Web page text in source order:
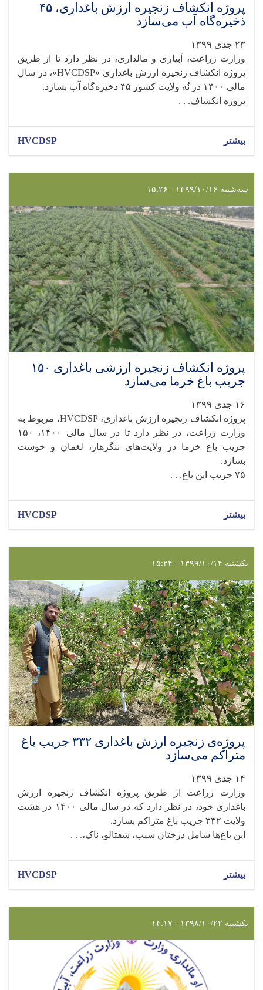
پروژه انکشاف زنجیره ارزش باغداری، ۴۵
ذخیره‌گاه آب می‌سازد
۲۳ جدی ۱۳۹۹
وزارت زراعت، آبیاری و مالداری، در نظر دارد تا از طریق
پروژه انکشاف زنجیره ارزش باغداری «HVCDSP»، در سال
مالی ۱۴۰۰ در نُه ولایت کشور ۴۵ ذخیره‌گاه آب بسازد.
پروژه انکشاف. . .
بیشتر HVCDSP
سه‌شنبه ۱۳۹۹/۱۰/۱۶ - ۱۵:۲۶
پروژه انکشاف زنجیره ارزشی باغداری ۱۵۰
جریب باغ خرما می‌سازد
۱۶ جدی ۱۳۹۹
پروژه انکشاف زنجیره ارزش باغداری، HVCDSP، مربوط به
وزارت زراعت، در نظر دارد تا در سال مالی ۱۴۰۰، ۱۵۰
جریب باغ خرما در ولایت‌های ننگرهار، لغمان و خوست
بسازد.
۷۵ جریب این باغ. . .
بیشتر HVCDSP
یکشنبه ۱۳۹۹/۱۰/۱۴ - ۱۵:۲۴
پروژه‌ی زنجیره ارزش باغداری ۳۳۲ جریب باغ
متراکم می‌سازد
۱۴ جدی ۱۳۹۹
وزارت زراعت از طریق پروژه انکشاف زنجیره ارزش
باغداری خود، در نظر دارد که در سال مالی ۱۴۰۰ در هشت
ولایت ۳۳۲ جریب باغ متراکم بسازد.
این باغ‌ها شامل درختان سیب، شفتالو، ناک،. . .
بیشتر HVCDSP
یکشنبه ۱۳۹۸/۱۰/۲۲ - ۱۴:۱۷